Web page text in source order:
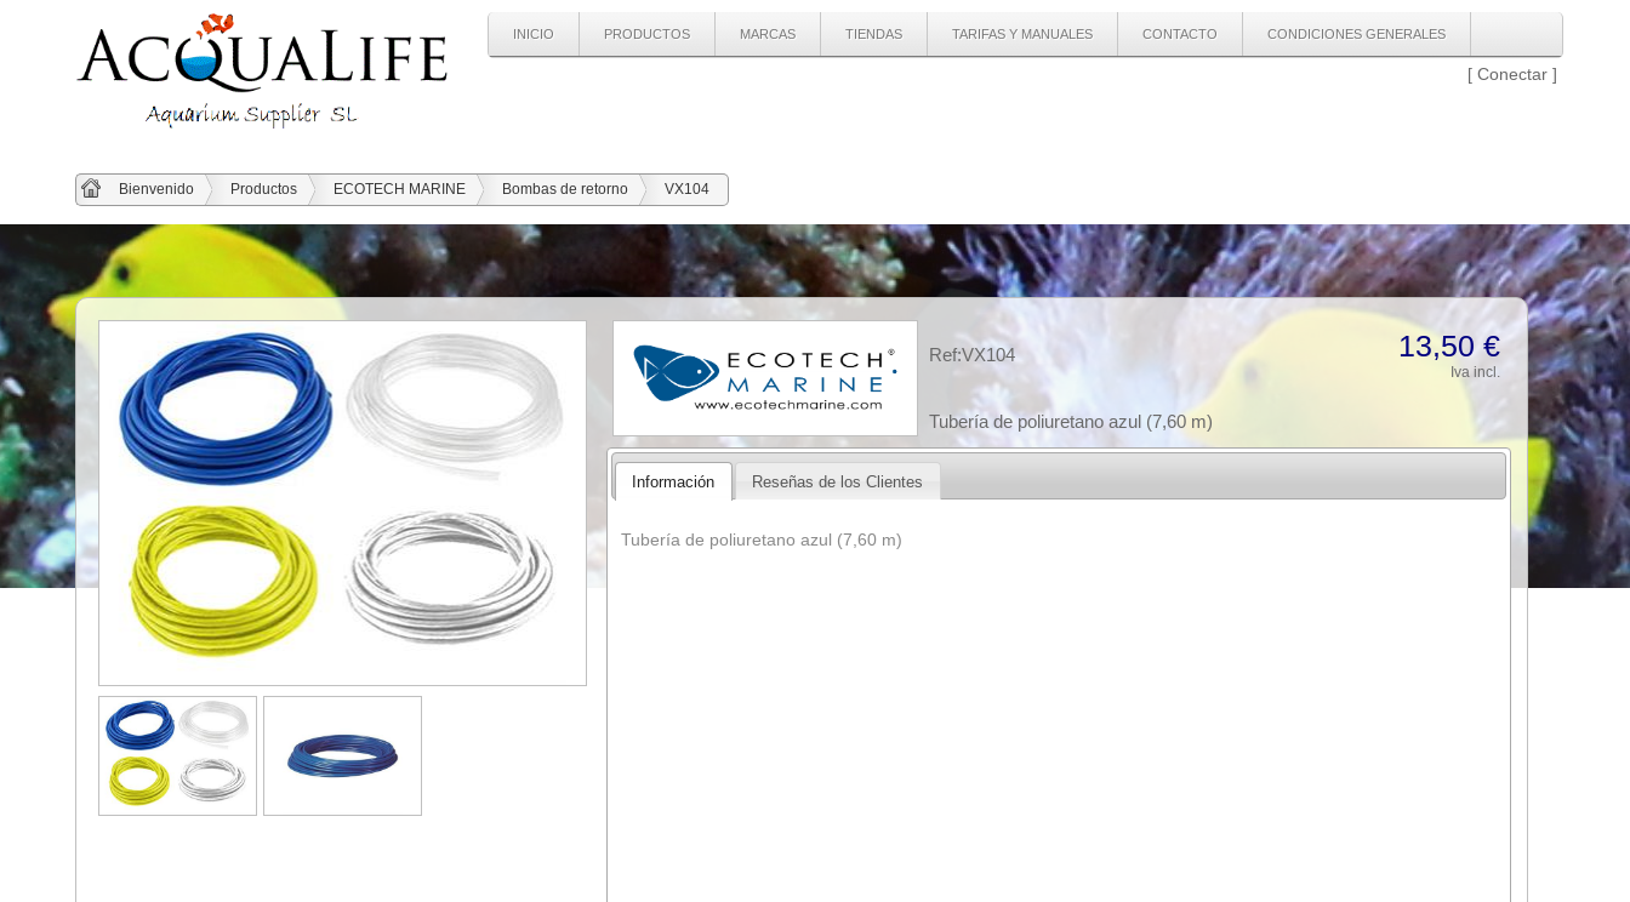
INICIO PRODUCTOS MARCAS TIENDAS TARIFAS Y MANUALES CONTACTO CONDICIONES GENERALES
[ Conectar ]
Bienvenido Productos ECOTECH MARINE Bombas de retorno VX104
Ref:VX104 13,50 €
Iva incl.
Tubería de poliuretano azul (7,60 m)
Información Reseñas de los Clientes
Tubería de poliuretano azul (7,60 m)